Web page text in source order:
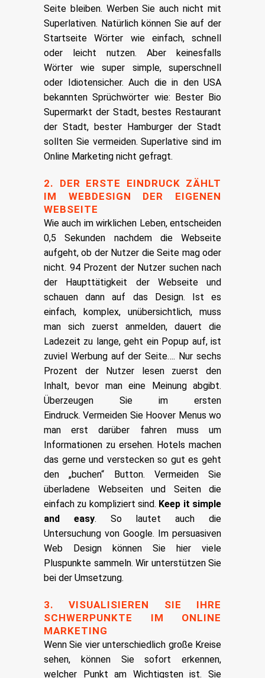
Seite bleiben. Werben Sie auch nicht mit
Superlativen. Natürlich können Sie auf der
Startseite Wörter wie einfach, schnell
oder leicht nutzen. Aber keinesfalls
Wörter wie super simple, superschnell
oder Idiotensicher. Auch die in den USA
bekannten Sprüchwörter wie: Bester Bio
Supermarkt der Stadt, bestes Restaurant
der Stadt, bester Hamburger der Stadt
sollten Sie vermeiden. Superlative sind im
Online Marketing nicht gefragt.
2. DER ERSTE EINDRUCK ZÄHLT
IM WEBDESIGN DER EIGENEN
WEBSEITE
Wie auch im wirklichen Leben, entscheiden
0,5 Sekunden nachdem die Webseite
aufgeht, ob der Nutzer die Seite mag oder
nicht. 94 Prozent der Nutzer suchen nach
der Haupttätigkeit der Webseite und
schauen dann auf das Design. Ist es
einfach, komplex, unübersichtlich, muss
man sich zuerst anmelden, dauert die
Ladezeit zu lange, geht ein Popup auf, ist
zuviel Werbung auf der Seite…. Nur sechs
Prozent der Nutzer lesen zuerst den
Inhalt, bevor man eine Meinung abgibt.
Überzeugen Sie im ersten
Eindruck.Vermeiden Sie Hoover Menus wo
man erst darüber fahren muss um
Informationen zu ersehen. Hotels machen
das gerne und verstecken so gut es geht
den „buchen“ Button. Vermeiden Sie
überladene Webseiten und Seiten die
einfach zu kompliziert sind. Keep it simple
and easy. So lautet auch die
Untersuchung von Google. Im persuasiven
Web Design können Sie hier viele
Pluspunkte sammeln. Wir unterstützen Sie
bei der Umsetzung.
3. VISUALISIEREN SIE IHRE
SCHWERPUNKTE IM ONLINE
MARKETING
Wenn Sie vier unterschiedlich große Kreise
sehen, können Sie sofort erkennen,
welcher Punkt am Wichtigsten ist. Sie